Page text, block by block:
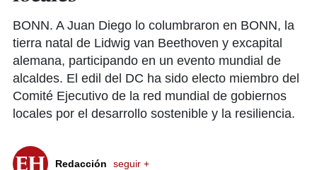
BONN. A Juan Diego lo columbraron en BONN, la
tierra natal de Lidwig van Beethoven y excapital
alemana, participando en un evento mundial de
alcaldes. El edil del DC ha sido electo miembro del
Comité Ejecutivo de la red mundial de gobiernos
locales por el desarrollo sostenible y la resiliencia.
Redacción seguir +